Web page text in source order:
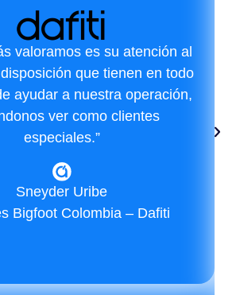
valoramos es su atención al
que tienen en todo
ayudar a nuestra operación,
ver como clientes
especiales.”
Sneyder Uribe
Bigfoot Colombia – Dafiti